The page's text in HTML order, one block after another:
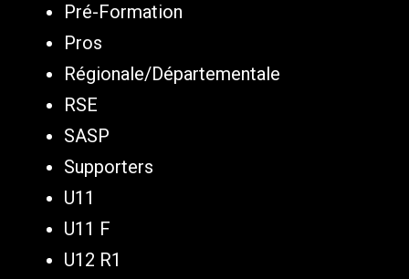
Pré-Formation
Pros
Régionale/Départementale
RSE
SASP
Supporters
U11
U11 F
U12 R1